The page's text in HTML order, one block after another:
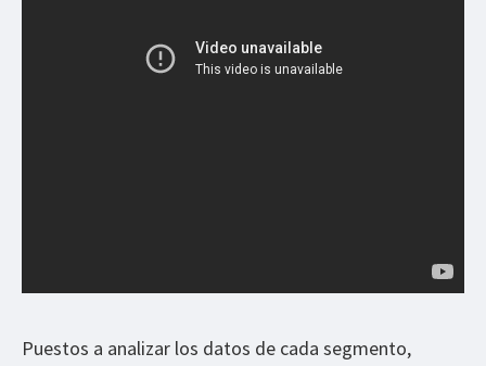
Puestos a analizar los datos de cada segmento,